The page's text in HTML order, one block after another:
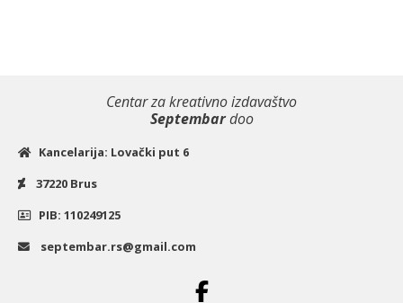
Centar za kreativno izdavaštvo
Septembardoo
Kancelarija: Lovački put 6
37220 Brus
PIB: 110249125
septembar.rs@gmail.com